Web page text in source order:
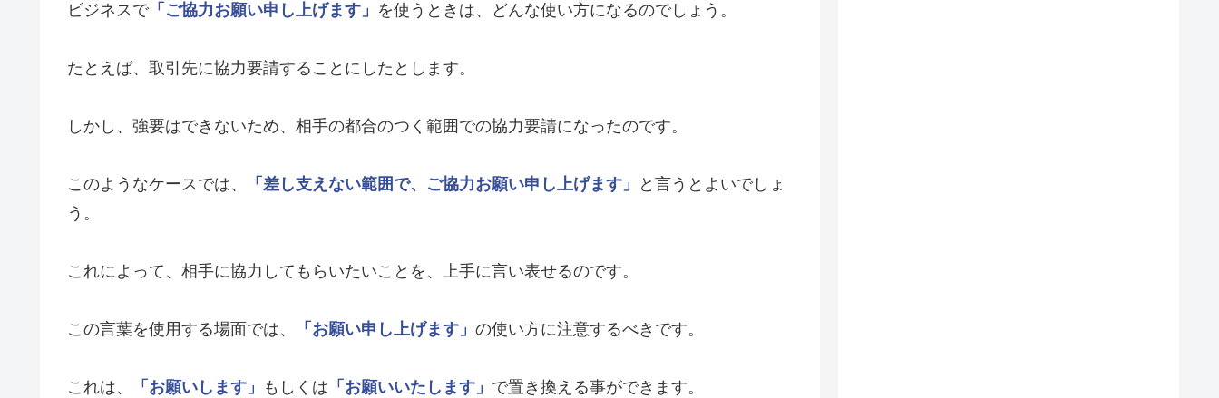
ビジネスで「ご協力お願い申し上げます」 を使うときは、どんな使い方になるのでしょう。
たとえば、取引先に協力要請することにしたとします。
しかし、強要はできないため、相手の都合のつく範囲での協力要請になったのです。
このようなケースでは、 「差し支えない範囲で、ご協力お願い申し上げます」
と言うとよいでしょ
う。
これによって、相手に協力してもらいたいことを、上手に言い表せるのです。
この言葉を使用する場面では、 「お願い申し上げます」 の使い方に注意するべきです。
これは、 「お願いします」 もしくは 「お願いいたします」 で置き換える事ができます。